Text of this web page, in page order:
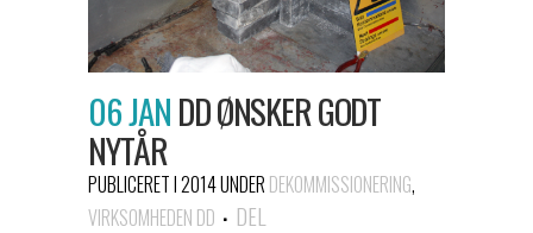
06 JANDD ØNSKER GODT
NYTÅR
PUBLICERET I 2014UNDER DEKOMMISSIONERING,
VIRKSOMHEDEN DD
DEL